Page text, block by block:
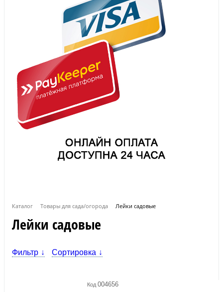
Каталог Товары для сада/огорода Лейки садовые
Лейки садовые
Фильтр Сортировка
Код 004656